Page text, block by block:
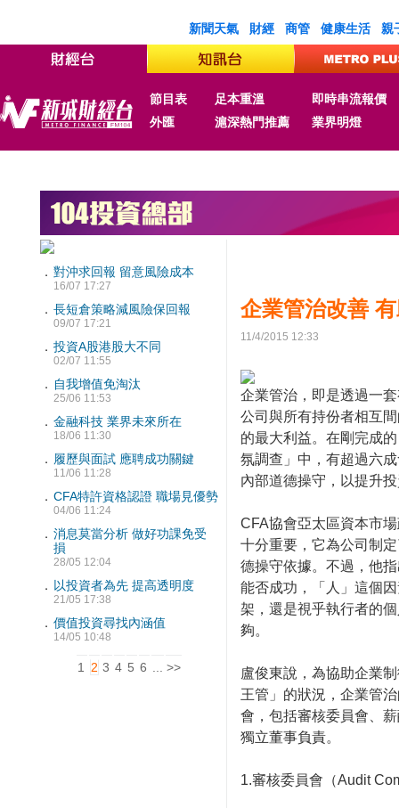
新聞天氣 財經 商管 健康生活 親
節目表 足本重溫
即時串流報價
外匯
滬深熱門推薦 業界明燈
． 對沖求回報 留意風險成本
16/07 17:27
． 長短倉策略減風險保回報
09/07 17:21
． 投資A股港股大不同
02/07 11:55
． 自我增值免淘汰
25/06 11:53
． 金融科技 業界未來所在
18/06 11:30
． 履歷與面試 應聘成功關鍵
11/06 11:28
． CFA特許資格認證 職場見優勢
04/06 11:24
． 消息莫當分析 做好功課免受
損
28/05 12:04
． 以投資者為先 提高透明度
21/05 17:38
． 價值投資尋找內涵值
14/05 10:48
1 2 3 4 5 6 >>
企業管治改善
11/4/2015 12:33
企業管治，即是透過一
公司與所有持份者相互
的最大利益。在剛完成
氛調查」中，有超過六
內部道德操守，以提升
CFA協會亞太區資本市
十分重要，它為公司制
德操守依據。不過，他
能否成功，「人」這個
架，還是視乎執行者的
夠。
盧俊東說，為協助企業
王管」的狀況，企業管
會，包括審核委員會、
獨立董事負責。
1.審核委員會（Audit